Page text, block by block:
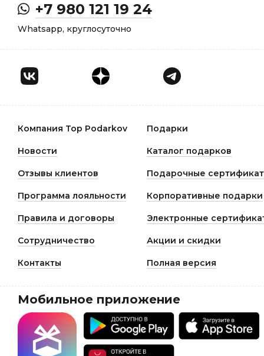
+7 980 121 19 24
Whatsapp, круглосуточно
Компания Top Podarkov Подарки
Новости Каталог подарков
Отзывы клиентов Подарочные
Программа лояльности Корпоративные подарки
Правила и договоры Электронные
Сотрудничество Акции и скидки
Контакты Полная версия
Мобильное приложение